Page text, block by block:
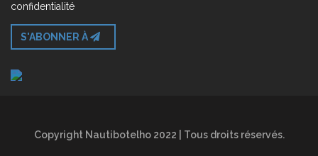
confidentialité
S'ABONNER À
Copyright Nautibotelho 2022 | Tous droits réservés.